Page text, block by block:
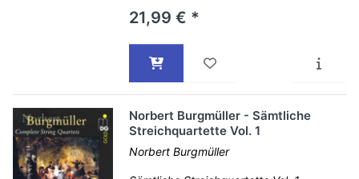
21,99 € *
Norbert Burgmüller - Sämtliche
Streichquartette Vol. 1
Norbert Burgmüller